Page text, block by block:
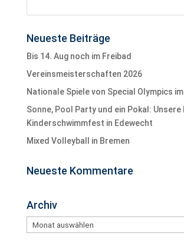
Neueste Beiträge
Bis 14. Aug noch im Freibad
Vereinsmeisterschaften 2026
Nationale Spiele von Special Olympics
Sonne, Pool Party und ein Pokal: Unsere
Kinderschwimmfest in Edewecht
Mixed Volleyball in Bremen
Neueste Kommentare
Archiv
Archiv